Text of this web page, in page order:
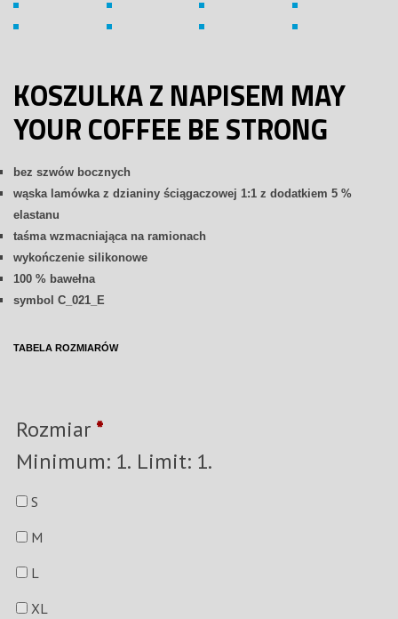
KOSZULKA Z NAPISEM MAY
YOUR COFFEE BE STRONG
bez szwów bocznych
wąska lamówka z dzianiny ściągaczowej 1:1 z dodatkiem 5 %
elastanu
taśma wzmacniająca na ramionach
wykończenie silikonowe
100 % bawełna
symbol C_021_E
TABELA ROZMIARÓW
Rozmiar *
Minimum: 1. Limit: 1.
S
M
L
XL